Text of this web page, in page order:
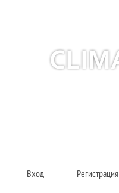
Вход Регистрация